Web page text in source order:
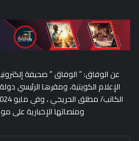
عن الوفاق: ” الوفاق ” صحيفة
الإعلام الكويتية، ومقرها الرئيسي
ومنصاتها الإخبارية على